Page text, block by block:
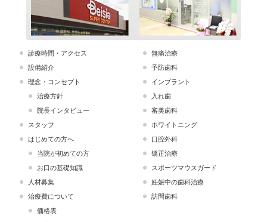
診療時間・アクセス
設備紹介
理念・コンセプト
治療方針
院長インタビュー
スタッフ
はじめての方へ
当院が初めての方
お口の基礎知識
人材募集
治療費について
価格表
無痛治療
予防歯科
インプラント
入れ歯
審美歯科
ホワイトニング
口腔外科
矯正治療
スポーツマウスガード
妊娠中の歯科治療
訪問歯科